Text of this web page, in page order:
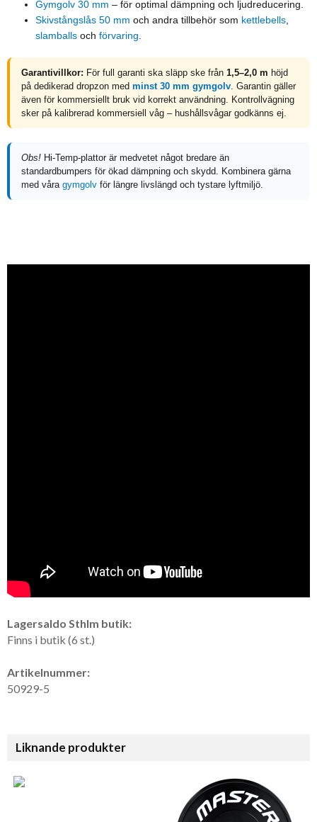
Gymgolv 30 mm – för optimal dämpning och ljudreducering.
Skivstångslås 50 mm och andra tillbehör som kettlebells
slamballs och förvaring
Garantivillkor: För full garanti ska släpp ske från 1,5–2,0 m höjd
på dedikerad dropzon med minst 30 mm gymgolv. Garantin gäller
även för kommersiellt bruk vid korrekt användning. Kontrollvägning
sker på kalibrerad kommersiell våg – hushållsvågar godkänns ej.
Obs! Hi-Temp-plattor är medvetet något bredare än
standardbumpers för ökad dämpning och skydd. Kombinera gärna
med våra gymgolv för längre livslängd och tystare lyftmiljö.
Lagersaldo Sthlm butik:
Finns i butik (6 st.)
Artikelnummer:
50929-5
Liknande produkter